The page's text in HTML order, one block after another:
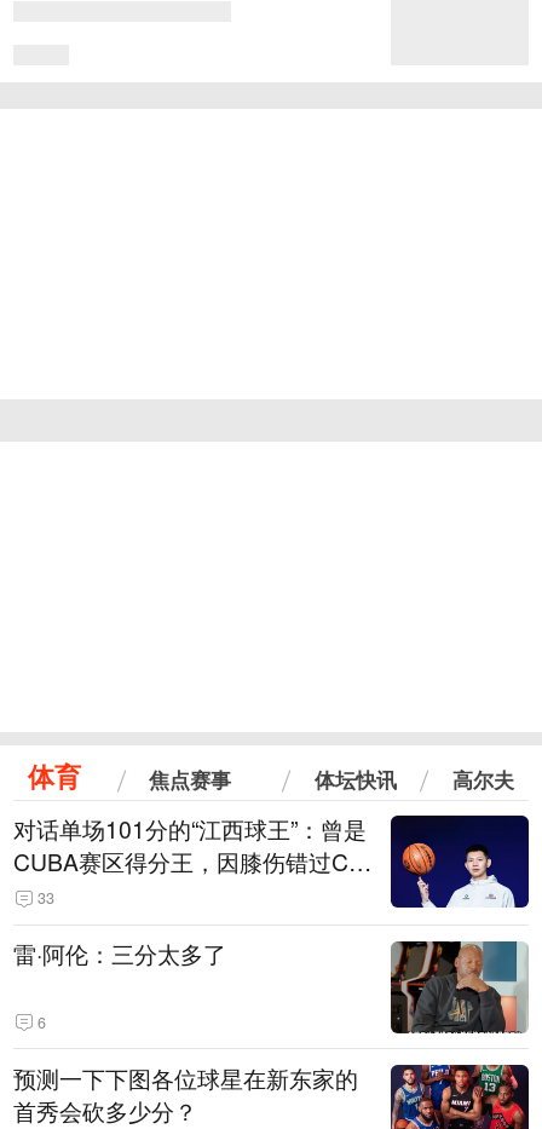
体育 焦点赛事 体坛快讯 高尔夫
对话单场101分的“江西球王”：曾是
CUBA赛区得分王，因膝伤错过CB
A选秀
33
雷·阿伦：三分太多了
6
预测一下下图各位球星在新东家的
首秀会砍多少分？